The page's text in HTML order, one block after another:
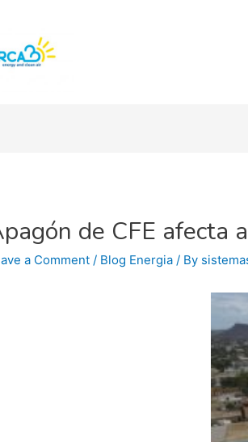
de CFE afecta
a Comment / Blog Energia / By